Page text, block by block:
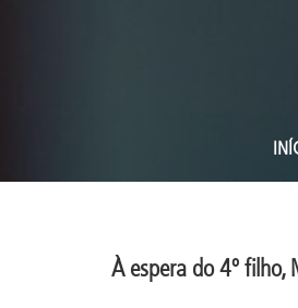
À espera do 4º filho,